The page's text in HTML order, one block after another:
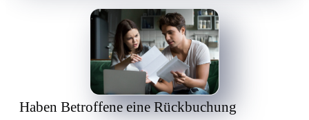
Haben Betroffene eine Rückbuchung